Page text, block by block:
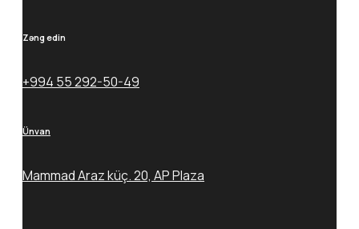
Zəng edin
+994 55 292-50-49
Ünvan
Mammad Araz küç. 20, AP Plaza